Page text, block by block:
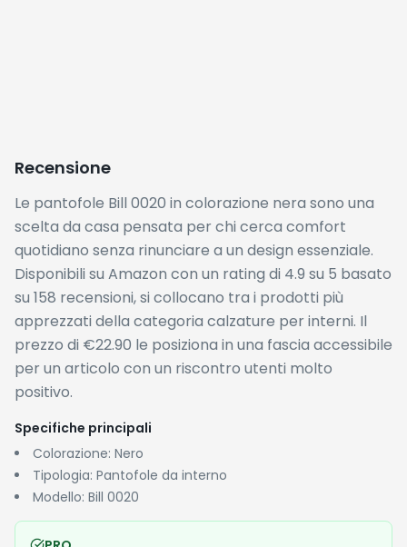
indice di alta soddisfazione degli acquirenti
buon rapporto qualità-prezzo
✓Badge 'popular' su Amazon, segnale di elevata
richiesta e affidabilità del prodotto
CONTRO
✗Disponibile solo nella colorazione nera, senza
alternative cromatiche per chi preferisce toni più
vivaci
✗Le specifiche tecniche dettagliate (materiale,
dichiarate nel titolo prodotto
Storico Prezzi
senza alcuno sconto rispetto al prezzo di riferimento, che